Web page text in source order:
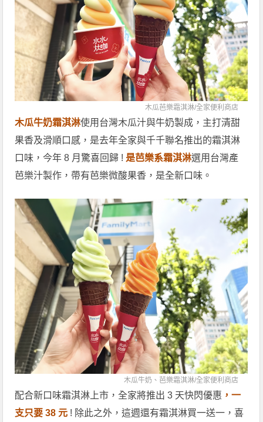
木瓜芭樂霜淇淋/全家便利商店
木瓜牛奶霜淇淋使用台灣木瓜汁與牛奶製成，主打清甜
果香及滑順口感，是去年全家與千千聯名推出的霜淇淋
口味，今年 8 月驚喜回歸 ! 是芭樂系霜淇淋選用台灣產
芭樂汁製作，帶有芭樂微酸果香，是全新口味。
木瓜牛奶、芭樂霜淇淋/全家便利商店
配合新口味霜淇淋上市，全家將推出 3 天快閃優惠 ，一
支只要 38 元 ! 除此之外，這週還有霜淇淋買一送一，喜